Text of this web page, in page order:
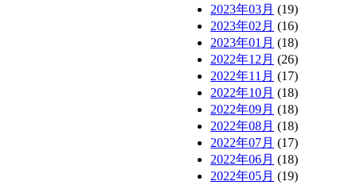
2023年03月 (19)
2023年02月 (16)
2023年01月 (18)
2022年12月 (26)
2022年11月 (17)
2022年10月 (18)
2022年09月 (18)
2022年08月 (18)
2022年07月 (17)
2022年06月 (18)
2022年05月 (19)